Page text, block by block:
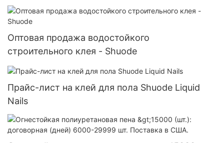
- Shuode
Оптовая продажа водостойкого
строительного клея - Shuode
Прайс-лист на клей для пола Shuode Liquid
Nails